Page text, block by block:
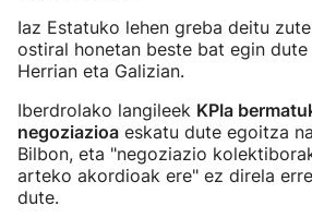
Iaz Estatuko lehen greba deitu
ostiral honetan beste bat egin dute
Herrian eta Galizian.
Iberdrolako langileek KPIa
negoziazioa eskatu dute egoitza
Bilbon, eta "negoziazio
arteko akordioak ere" ez direla
dute.